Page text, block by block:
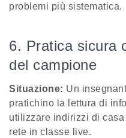
problemi più sistematica.
6. Pratica sicura
del campione
Situazione: Un
pratichino la lettura di
utilizzare indirizzi di
rete in classe live.